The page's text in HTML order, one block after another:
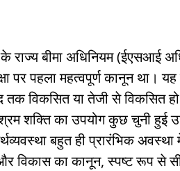
राज्य बीमा अधिनियम (ईएसआई
पर पहला महत्वपूर्ण कानून था।
विकसित या तेजी से विकसित
शक्ति का उपयोग कुछ चुनी हुई
बहुत ही प्रारंभिक अवस्था में
और विकास का कानून, स्पष्ट रूप से